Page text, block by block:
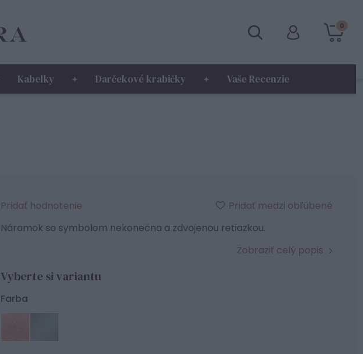
0
Kabelky Darčekové krabičky Vaše Recenzie
Pridať hodnotenie
Pridať medzi obľúbené
Náramok so symbolom nekonečna a zdvojenou retiazkou.
Zobraziť celý popis
Vyberte si variantu
Farba